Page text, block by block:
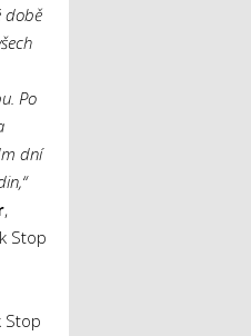
době
Po
dní
,
Stop
Stop